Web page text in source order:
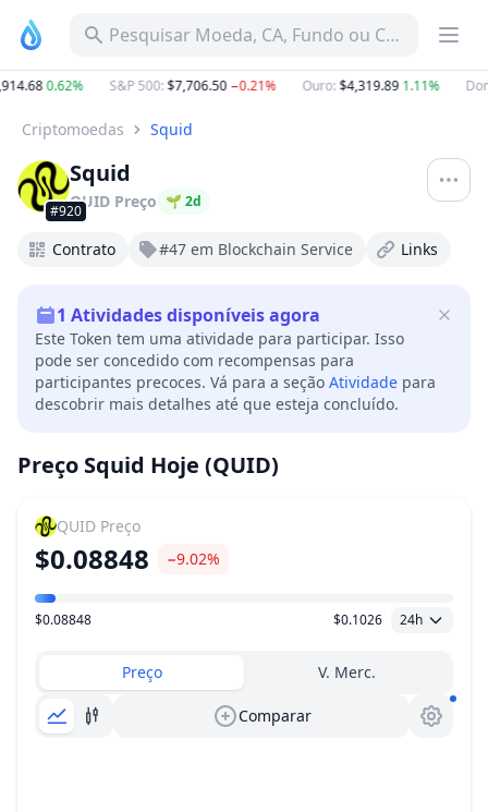
Pesquisar Moeda, CA, Fundo ou Categoria
0.62% S&P 500:$7,706.50−0.21% Ouro:$4,319.891.11%
Criptomoedas Squid
#920
Squid
QUID Preço 🌱 2d
Contrato #47 em Blockchain Service Links
1 Atividades disponíveis agora
Este Token tem uma atividade para participar. Isso
pode ser concedido com recompensas para
participantes precoces. Vá para a seção Atividade para
descobrir mais detalhes até que esteja concluído.
Preço Squid Hoje (QUID)
QUID Preço
$0.08848 −9.02%
Faixa de preço
$0.08848 $0.1026 24h
Preço V. Merc.
Comparar